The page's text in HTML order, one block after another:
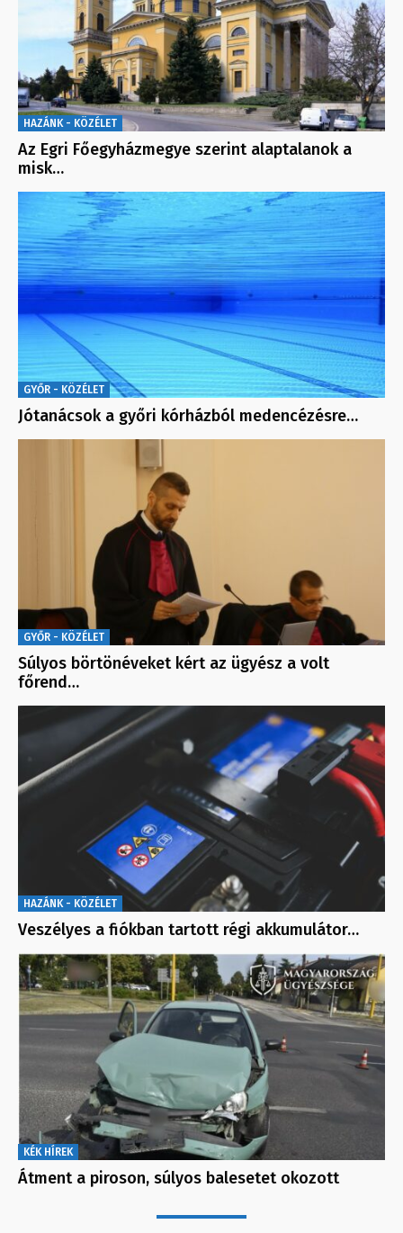
HAZÁNK - KÖZÉLET
Az Egri Főegyházmegye szerint alaptalanok a
misk…
GYŐR - KÖZÉLET
Jótanácsok a győri kórházból medencézésre…
GYŐR - KÖZÉLET
Súlyos börtönéveket kért az ügyész a volt
főrend…
HAZÁNK - KÖZÉLET
Veszélyes a fiókban tartott régi akkumulátor…
KÉK HÍREK
Átment a piroson, súlyos balesetet okozott